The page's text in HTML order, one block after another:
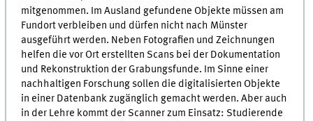
mitgenommen. Im Ausland gefundene Objekte müssen am
Fundort verbleiben und dürfen nicht nach Münster
ausgeführt werden. Neben Fotografien und Zeichnungen
helfen die vor Ort erstellten Scans bei der Dokumentation
und Rekonstruktion der Grabungsfunde. Im Sinne einer
nachhaltigen Forschung sollen die digitalisierten Objekte
in einer Datenbank zugänglich gemacht werden. Aber auch
in der Lehre kommt der Scanner zum Einsatz: Studierende